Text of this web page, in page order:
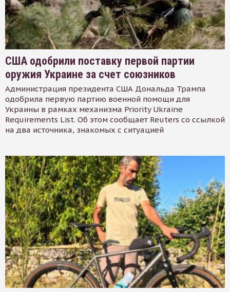
США одобрили поставку первой партии
оружия Украине за счет союзников
Администрация президента США Дональда Трампа
одобрила первую партию военной помощи для
Украины в рамках механизма Priority Ukraine
Requirements List. Об этом сообщает Reuters со ссылкой
на два источника, знакомых с ситуацией